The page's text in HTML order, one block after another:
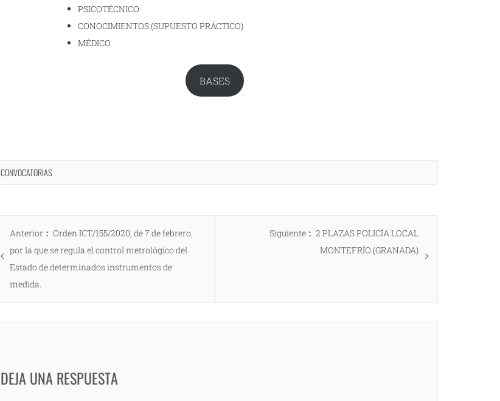
PSICOTÉCNICO
CONOCIMIENTOS (SUPUESTO PRÁCTICO)
MÉDICO
BASES
CONVOCATORIAS
Navegación
entradas
Anterior
Entrada
anterior:
Orden ICT/155/2020, de 7 de febrero,
por la que se regula el control metrológico del
Estado de determinados instrumentos de
medida.
Siguiente
Entrada
siguiente:
2 PLAZAS POLICÍA LOCAL
MONTEFRÍO (GRANADA)
DEJA UNA RESPUESTA